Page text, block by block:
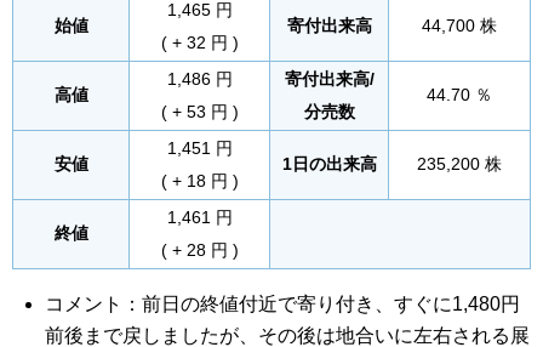
始値
1,465 円
( + 32 円 )
寄付出来高 44,700 株
高値
1,486 円
( + 53 円 )
寄付出来高/
分売数
44.70 ％
安値
1,451 円
( + 18 円 )
1日の出来高 235,200 株
終値
1,461 円
( + 28 円 )
コメント：前日の終値付近で寄り付き、すぐに1,480円
前後まで戻しましたが、その後は地合いに左右される展